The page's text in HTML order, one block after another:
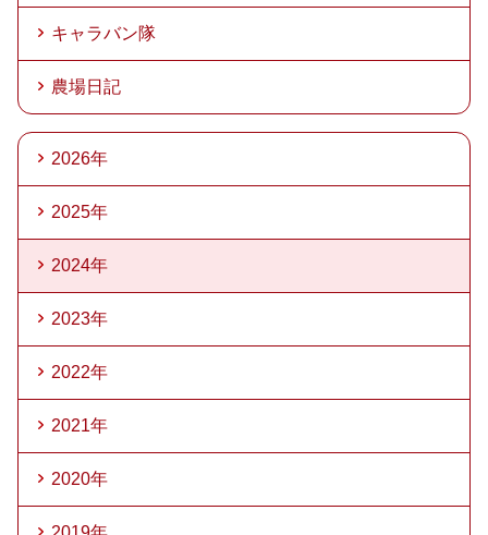
キャラバン隊
農場日記
2026年
2025年
2024年
2023年
2022年
2021年
2020年